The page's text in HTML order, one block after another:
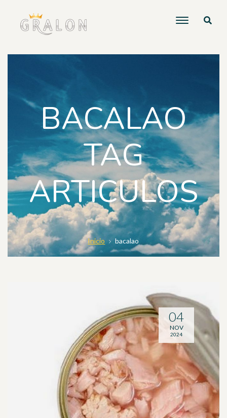
BACALAO
TAG
ARTICULOS
Inicio bacalao
04
NOV
2024